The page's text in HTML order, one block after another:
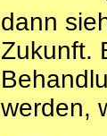
dann
Zukunft.
werden,